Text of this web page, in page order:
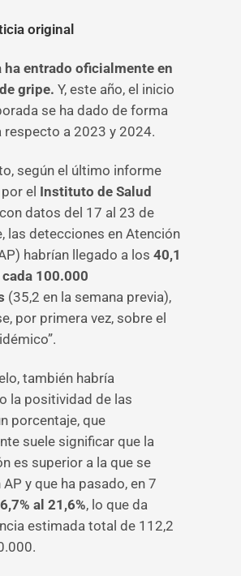
original
ha entrado oficialmente en
gripe. Y, este año, el inicio
se ha dado de forma
respecto a 2023 y 2024.
según el último informe
el Instituto de Salud
datos del 17 al 23 de
las detecciones en Atención
habrían llegado a los 40,1
100.000
(35,2 en la semana previa),
por primera vez, sobre el
también habría
la positividad de las
porcentaje, que
suele significar que la
es superior a la que se
y que ha pasado, en 7
al 21,6%, lo que da
estimada total de 112,2